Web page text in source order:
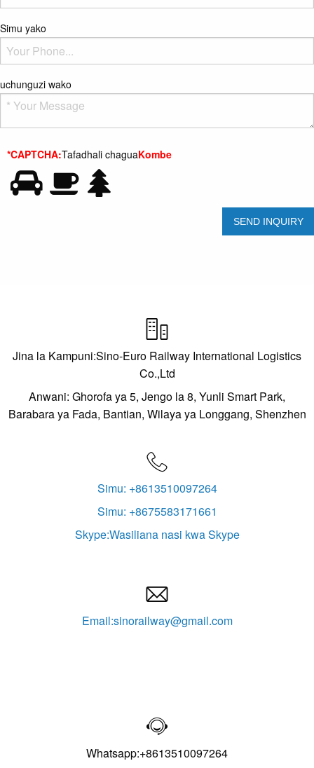
Simu yako
uchunguzi wako
*CAPTCHA:Tafadhali chaguaKombe

Jina la Kampuni:Sino-Euro Railway International Logistics
Co.,Ltd
Anwani: Ghorofa ya 5, Jengo la 8, Yunli Smart Park,
Barabara ya Fada, Bantian, Wilaya ya Longgang, Shenzhen

Simu: +8613510097264
Simu: +8675583171661
Skype:Wasiliana nasi kwa Skype

Email:sinorailway@gmail.com

Whatsapp:+8613510097264